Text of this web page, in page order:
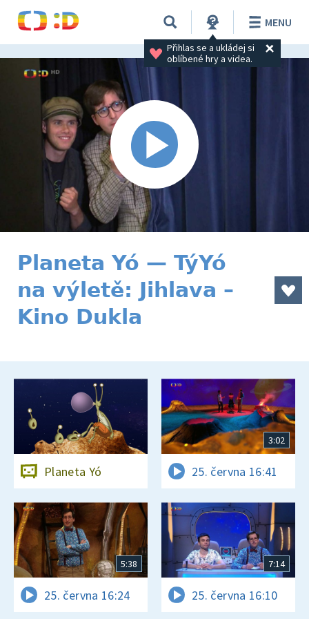
Přihlas se a ukládej si
oblíbené hry a videa.
MENU
Planeta Yó — TýYó
na výletě: Jihlava –
Kino Dukla
Planeta Yó
3:02
25. června 16:41
5:38
25. června 16:24
7:14
25. června 16:10